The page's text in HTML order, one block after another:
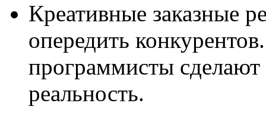
Креативные заказные
опередить
программисты сделают
реальность.